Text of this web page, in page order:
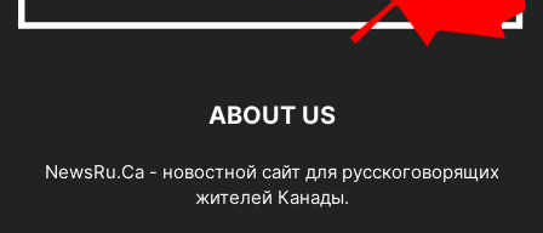
ABOUT US
NewsRu.Ca - новостной сайт для русскоговорящих
жителей Канады.